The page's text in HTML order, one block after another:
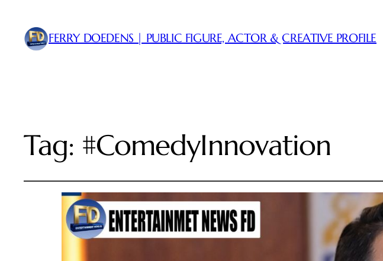
FERRY DOEDENS | PUBLIC FIGURE, ACTOR & CREATIVE PROFILE
Tag: #ComedyInnovation